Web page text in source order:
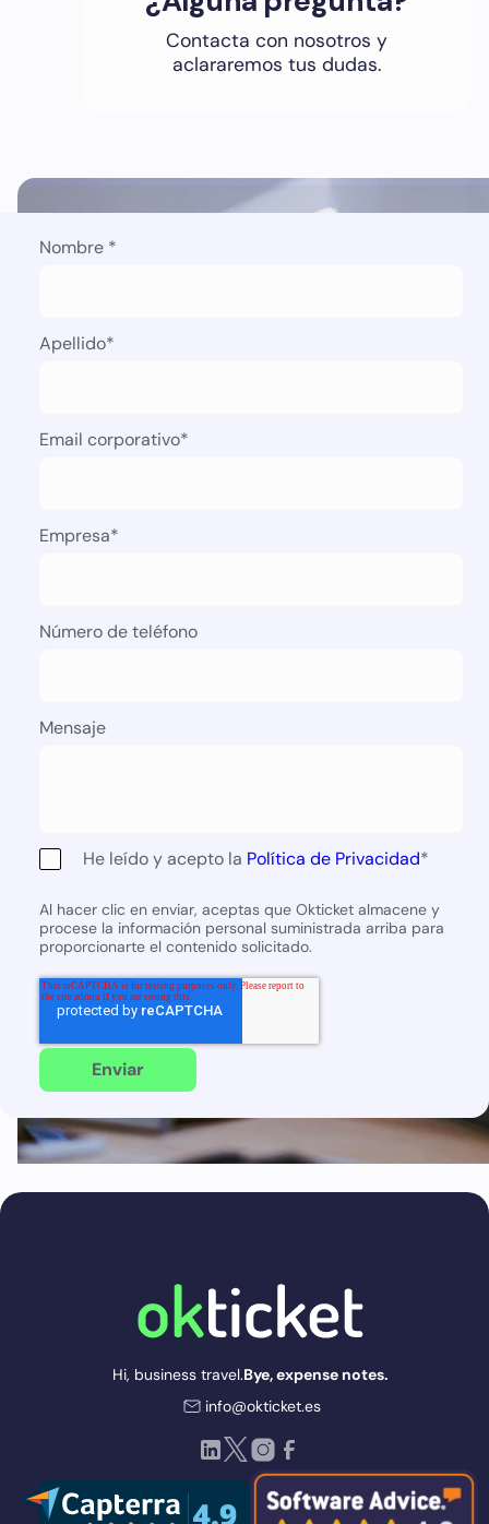
Contacta con nosotros y
aclararemos tus dudas.
Nombre *
Apellido*
Email corporativo*
Empresa*
Número de teléfono
Mensaje
He leído y acepto la Política de Privacidad*
Al hacer clic en enviar, aceptas que Okticket almacene y
procese la información personal suministrada arriba para
proporcionarte el contenido solicitado.
Hi, business travel.Bye, expense notes.
info@okticket.es
LinkedIn
TwitterInstagramFacebook